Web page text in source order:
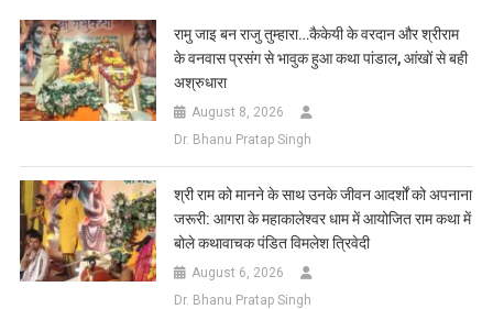
List
रामु जाइ बन राजु तुम्हारा…कैकेयी के वरदान और श्रीराम
के वनवास प्रसंग से भावुक हुआ कथा पांडाल, आंखों से बही
अश्रुधारा
August 8, 2026
Dr. Bhanu Pratap Singh
​श्री राम को मानने के साथ उनके जीवन आदर्शों को अपनाना
जरूरी: आगरा के महाकालेश्वर धाम में आयोजित राम कथा में
बोले कथावाचक पंडित विमलेश त्रिवेदी
August 6, 2026
Dr. Bhanu Pratap Singh